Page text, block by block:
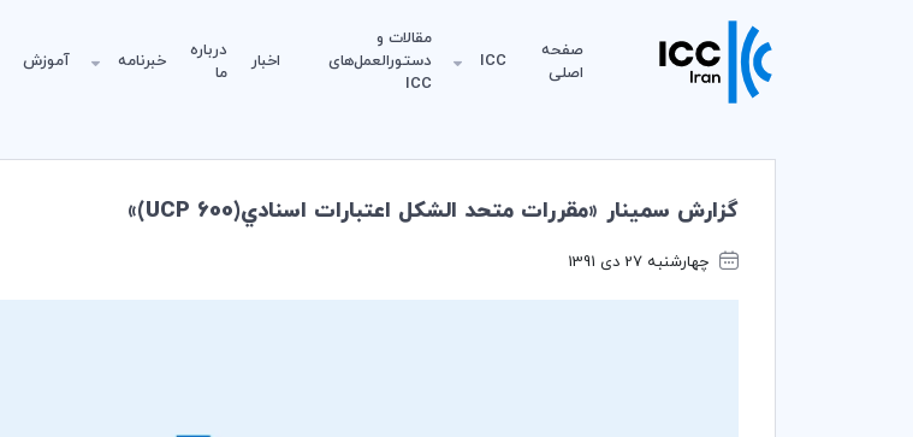
صفحه
اصلی
ICC
مقالات و
دستورالعمل‌های
ICC
اخبار
درباره
ما
خبرنامه آموزش
گزارش سمينار «مقررات متحد الشكل اعتبارات اسنادي(UCP 600)»
چهارشنبه 27 دی 1391